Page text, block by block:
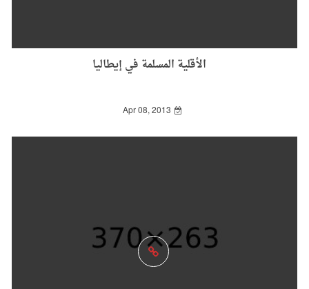
الأقلية المسلمة في إيطاليا
Apr 08, 2013